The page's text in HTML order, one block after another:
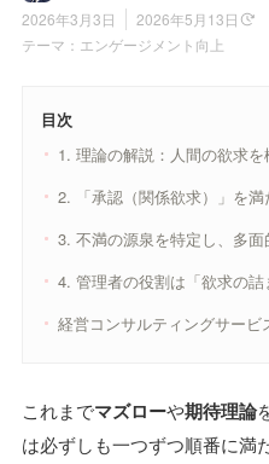
2026年3月3日
2026年5月13日
テーマ： エンゲージメント向上
目次
1. 理論の解説：人間の欲求を
2. 「承認（関係欲求）」を
3. 不満の源泉を特定し、多
4. 管理者の役割は「欲求の
経営コンサルティングサービ
これまでマズローや期待理論
は必ずしも一つずつ順番に満